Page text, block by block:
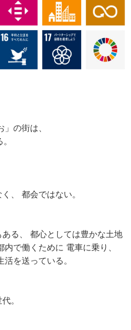
の街は、
、 都会ではない。
る、 都心としては豊かな土地
で働くために 電車に乗り、
を送っている。
。